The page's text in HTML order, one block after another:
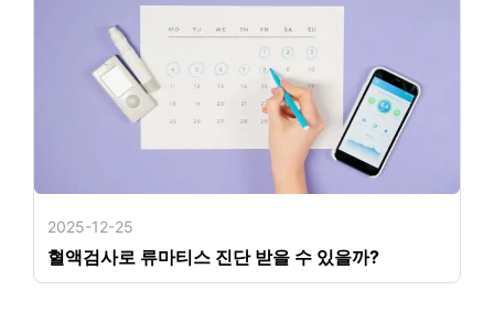
2025-12-25
혈액검사로 류마티스 진단 받을 수 있을까?